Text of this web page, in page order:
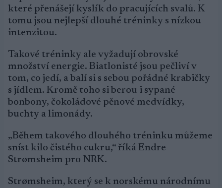
které přenášejí kyslík do pracujících svalů. K
tomu jsou nejlepší dlouhé tréninky s nízkou
intenzitou.
Takové tréninky ale vyžadují obrovské
množství energie. Biatlonisté jsou pečliví v
tom, co jedí, a balí si s sebou pořádné krabičky
s jídlem. Kromě toho si berou i sypané
bonbony, čokoládové pěnové medvídky,
buchty a limonády.
„Během takového dlouhého tréninku můžeme
sníst kilo čistého cukru,“ říká Endre
Strømsheim pro NRK.
Strømsheim, který se k norskému národnímu